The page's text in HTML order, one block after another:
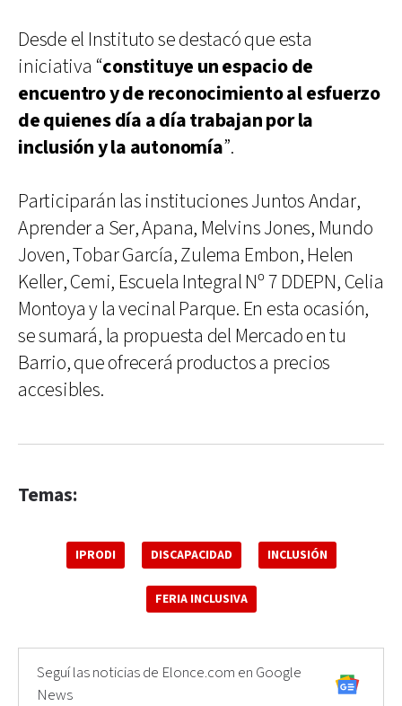
Desde el Instituto se destacó que esta
iniciativa “constituye un espacio de
encuentro y de reconocimiento al esfuerzo
de quienes día a día trabajan por la
inclusión y la autonomía”.
Participarán las instituciones Juntos Andar,
Aprender a Ser, Apana, Melvins Jones, Mundo
Joven, Tobar García, Zulema Embon, Helen
Keller, Cemi, Escuela Integral Nº 7 DDEPN, Celia
Montoya y la vecinal Parque. En esta ocasión,
se sumará, la propuesta del Mercado en tu
Barrio, que ofrecerá productos a precios
accesibles.
Temas:
IPRODI DISCAPACIDAD INCLUSIÓN
FERIA INCLUSIVA
Seguí las noticias de Elonce.com en Google
News